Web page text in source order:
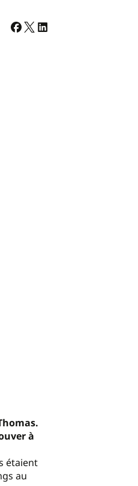
à
étaient
au